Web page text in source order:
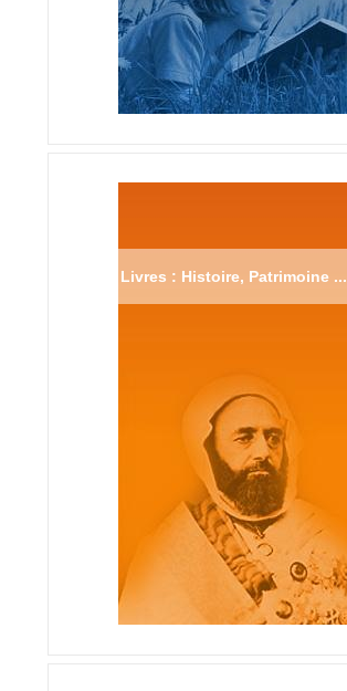
Livres : Histoire, Patrimoine ...